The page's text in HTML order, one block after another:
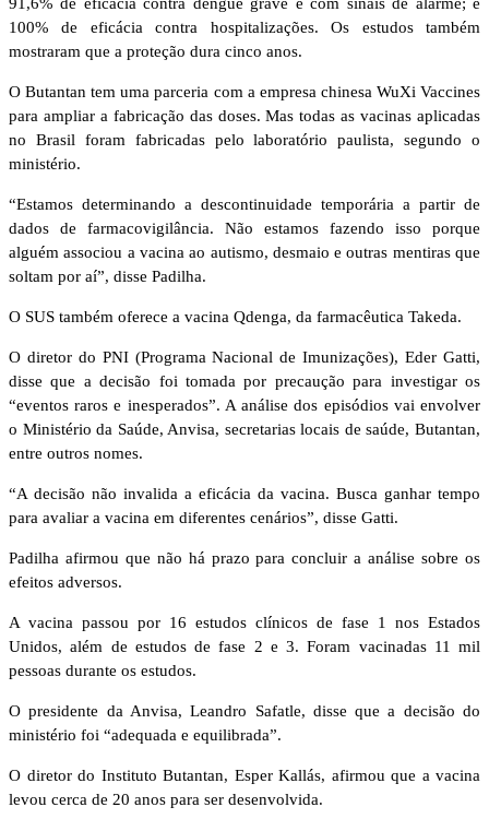
91,6% de eficácia contra dengue grave e com sinais de alarme; e
100% de eficácia contra hospitalizações. Os estudos também
mostraram que a proteção dura cinco anos.
O Butantan tem uma parceria com a empresa chinesa WuXi Vaccines
para ampliar a fabricação das doses. Mas todas as vacinas aplicadas
no Brasil foram fabricadas pelo laboratório paulista, segundo o
ministério.
“Estamos determinando a descontinuidade temporária a partir de
dados de farmacovigilância. Não estamos fazendo isso porque
alguém associou a vacina ao autismo, desmaio e outras mentiras que
soltam por aí”, disse Padilha.
O SUS também oferece a vacina Qdenga, da farmacêutica Takeda.
O diretor do PNI (Programa Nacional de Imunizações), Eder Gatti,
disse que a decisão foi tomada por precaução para investigar os
“eventos raros e inesperados”. A análise dos episódios vai envolver
o Ministério da Saúde, Anvisa, secretarias locais de saúde, Butantan,
entre outros nomes.
“A decisão não invalida a eficácia da vacina. Busca ganhar tempo
para avaliar a vacina em diferentes cenários”, disse Gatti.
Padilha afirmou que não há prazo para concluir a análise sobre os
efeitos adversos.
A vacina passou por 16 estudos clínicos de fase 1 nos Estados
Unidos, além de estudos de fase 2 e 3. Foram vacinadas 11 mil
pessoas durante os estudos.
O presidente da Anvisa, Leandro Safatle, disse que a decisão do
ministério foi “adequada e equilibrada”.
O diretor do Instituto Butantan, Esper Kallás, afirmou que a vacina
levou cerca de 20 anos para ser desenvolvida.